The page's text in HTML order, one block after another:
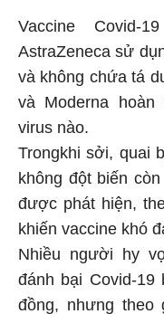
Vaccine Covid-
AstraZeneca sử
và không chứa tá
và Moderna
virus nào.
Trongkhi sởi, quai
không đột biến
được phát hiện,
khiến vaccine khó
Nhiều người hy
đánh bại Covid-19
đồng, nhưng theo